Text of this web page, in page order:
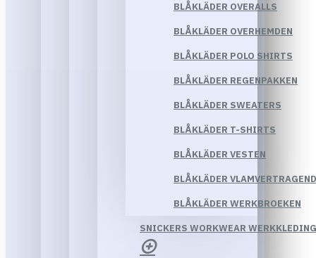
BLÅKLÄDER OVERALLS
BLÅKLÄDER OVERHEMDEN
BLÅKLÄDER POLO SHIRTS
BLÅKLÄDER REGENPAKKEN
BLÅKLÄDER SWEATERS
BLÅKLÄDER T-SHIRTS
BLÅKLÄDER VESTEN
BLÅKLÄDER
BLÅKLÄDER WERKBROEKEN
SNICKERS WORKWEAR WERKKLEDING